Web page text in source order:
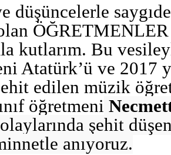
düşüncelerle
kutlarım. Bu
Atatürk’ü ve 2017
edilen müzik
öğretmeni
şehit
anıyoruz.